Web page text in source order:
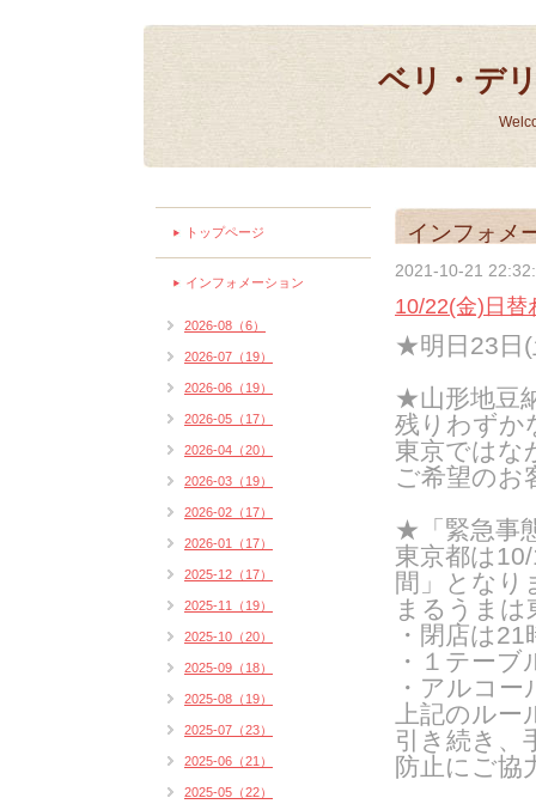
ベリ・デ
インフォメ
2021-10-21
10/22(金)日
★明日23日
★山形地豆
残りわずか
東京ではな
ご希望のお
★「緊急事
東京都は
間」となり
まるうまは
・閉店は
・１テー
・アルコ
上記のル
引き続き、
防止にご協
トップページ
インフォメーション
2026-08（6）
2026-07（19）
2026-06（19）
2026-05（17）
2026-04（20）
2026-03（19）
2026-02（17）
2026-01（17）
2025-12（17）
2025-11（19）
2025-10（20）
2025-09（18）
2025-08（19）
2025-07（23）
2025-06（21）
2025-05（22）